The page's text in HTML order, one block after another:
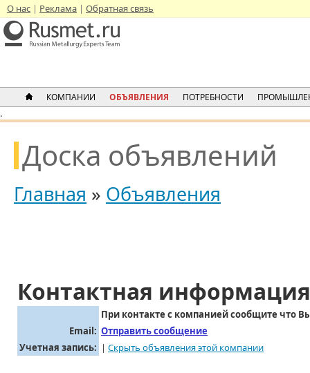
О нас Реклама Обратная связь
КОМПАНИИ ОБЪЯВЛЕНИЯ ПОТРЕБНОСТИ
.
Доска объявлений
Главная » Объявления
Контактная информация
При контакте с компанией сообщите что
Email: Отправить сообщение
Учетная запись: | Скрыть объявления этой компании